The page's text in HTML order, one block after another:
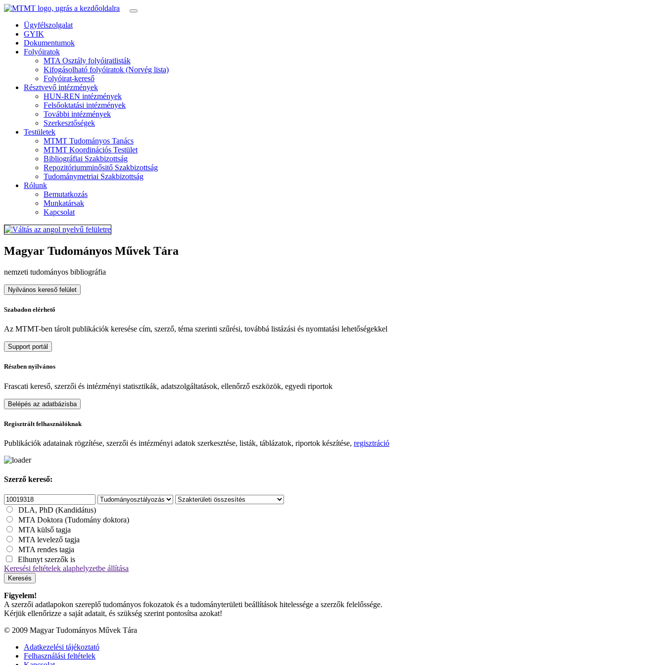
Ügyfélszolgalat
GYIK
Dokumentumok
Folyóiratok
MTA Osztály folyóiratlisták
Kifogásolható folyóiratok (Norvég lista)
Folyóirat-kereső
Résztvevő intézmények
HUN-REN intézmények
Felsőoktatási intézmények
További intézmények
Szerkesztőségek
Testületek
MTMT Tudományos Tanács
MTMT Koordinációs Testület
Bibliográfiai Szakbizottság
Repozitóriumminősitő Szakbizottság
Tudománymetriai Szakbizottság
Rólunk
Bemutatkozás
Munkatársak
Kapcsolat
Magyar Tudományos Művek Tára
nemzeti tudományos bibliográfia
Nyilvános kereső felület
Szabadon elérhető
Az MTMT-ben tárolt publikációk keresése cím, szerző, téma szerinti szűrési, továbbá listázási és nyomtatási lehetőségekkel
Support portál
Részben nyilvános
Frascati kereső, szerzői és intézményi statisztikák, adatszolgáltatások, ellenőrző eszközök, egyedi riportok
Belépés az adatbázisba
Regisztrált felhasználóknak
Publikációk adatainak rögzítése, szerzői és intézményi adatok szerkesztése, listák, táblázatok, riportok készítése, regisztráció
Szerző kereső:
DLA, PhD (Kandidátus)
MTA Doktora (Tudomány doktora)
MTA külső tagja
MTA levelező tagja
MTA rendes tagja
Elhunyt szerzők is
Keresési feltételek alaphelyzetbe állítása
Keresés
Figyelem!
A szerzői adatlapokon szereplő tudományos fokozatok és a tudományterületi beállítások hitelessége a szerzők felelőssége.
Kérjük ellenőrizze a saját adatait, és szükség szerint pontosítsa azokat!
© 2009 Magyar Tudományos Művek Tára
Adatkezelési tájékoztató
Felhasználási feltételek